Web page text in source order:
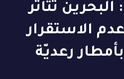
تتأثّر
الاستقرار
رعديّة